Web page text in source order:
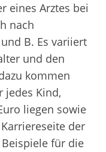
eines Arztes bei
nach
B. Es variiert
und den
kommen
jedes Kind,
liegen sowie
der
für die